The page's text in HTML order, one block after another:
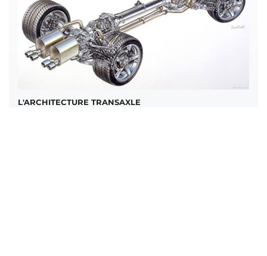
L'ARCHITECTURE TRANSAXLE